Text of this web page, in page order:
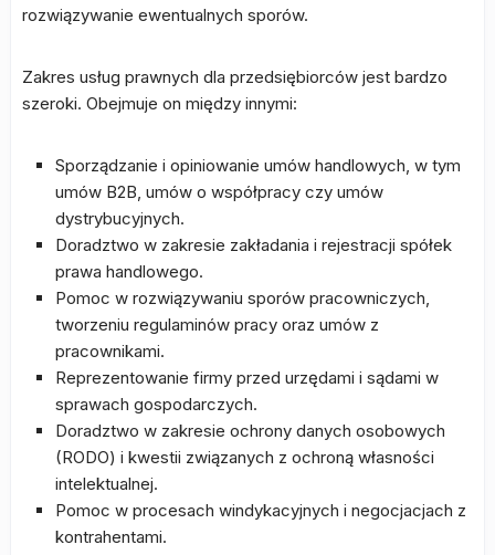
rozwiązywanie ewentualnych sporów.
Zakres usług prawnych dla przedsiębiorców jest bardzo
szeroki. Obejmuje on między innymi:
Sporządzanie i opiniowanie umów handlowych, w tym
umów B2B, umów o współpracy czy umów
dystrybucyjnych.
Doradztwo w zakresie zakładania i rejestracji spółek
prawa handlowego.
Pomoc w rozwiązywaniu sporów pracowniczych,
tworzeniu regulaminów pracy oraz umów z
pracownikami.
Reprezentowanie firmy przed urzędami i sądami w
sprawach gospodarczych.
Doradztwo w zakresie ochrony danych osobowych
(RODO) i kwestii związanych z ochroną własności
intelektualnej.
Pomoc w procesach windykacyjnych i negocjacjach z
kontrahentami.